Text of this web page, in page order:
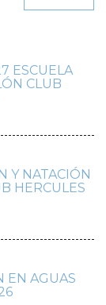
ESCUELA
CLUB
Y NATACIÓN
HERCULES
EN AGUAS